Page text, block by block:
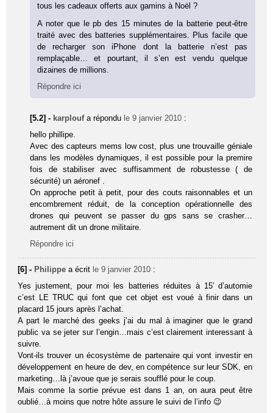
tous les cadeaux offerts aux gamins à Noël ?
A noter que le pb des 15 minutes de la batterie peut-être
traité avec des batteries supplémentaires. Plus facile que
de recharger son iPhone dont la batterie n’est pas
remplaçable… et pourtant, il s’en est vendu quelque
dizaines de millions.
Répondre ici
[5.2] - karplouf a répondu le 9 janvier 2010 :
hello phillipe.
Avec des capteurs mems low cost, plus une trouvaille géniale
dans les modèles dynamiques, il est possible pour la premire
fois de stabiliser avec suffisamment de robustesse ( de
sécurité) un aéronef .
On approche petit à petit, pour des couts raisonnables et un
encombrement réduit, de la conception opérationnelle des
drones qui peuvent se passer du gps sans se crasher…
autrement dit un drone militaire.
Répondre ici
[6] - Philippe a écrit le 9 janvier 2010 :
Yes justement, pour moi les batteries réduites à 15′ d’automie
c’est LE TRUC qui font que cet objet est voué à finir dans un
placard 15 jours après l’achat.
A part le marché des geeks j’ai du mal à imaginer que le grand
public va se jeter sur l’engin…mais c’est clairement interessant à
suivre.
Vont-ils trouver un écosystème de partenaire qui vont investir en
développement en heure de dev, en compétence sur leur SDK, en
marketing…là j’avoue que je serais soufflé pour le coup.
Mais comme la sortie prévue est dans 1 an, on aura peut être
oublié…à moins que notre hôte assure le suivi de l’info 😉